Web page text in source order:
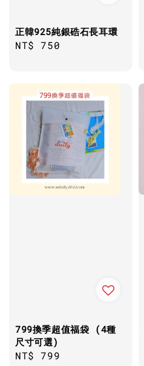
正韓925純銀硞石長耳環
Regular
NT$ 750
799換季超值福袋 (4種
尺寸可選)
Regular
NT$ 799